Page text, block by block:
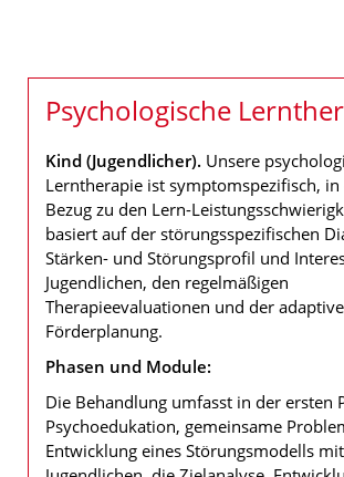
Psychologische
Kind (Jugendlicher). Unsere
Lerntherapie ist symptomspezifisch,
Bezug zu den Lern-
basiert auf der störungsspezifischen
Stärken- und Störungsprofil und
Jugendlichen, den regelmäßigen
Therapieevaluationen und der
Förderplanung.
Phasen und Module:
Die Behandlung umfasst in der ersten
Psychoedukation, gemeinsame
Entwicklung eines Störungsmodells